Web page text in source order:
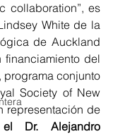
collaboration”, es
White de la
de Auckland
, programa conjunto
Society of New
representación de
el Dr. Alejandro